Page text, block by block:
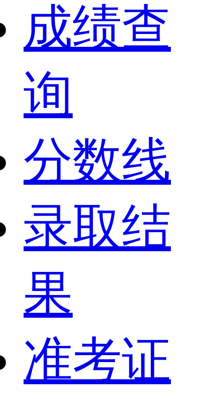
成绩查
询
分数线
录取结
果
准考证